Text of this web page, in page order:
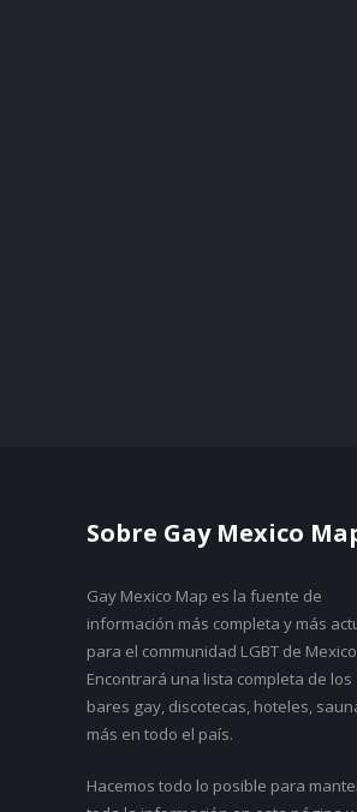
Sobre Gay Mexico
Gay Mexico Map es la fuente de
información más completa y más
para el communidad LGBT de
Encontrará una lista completa de los
bares gay, discotecas, hoteles,
más en todo el país.
Hacemos todo lo posible para